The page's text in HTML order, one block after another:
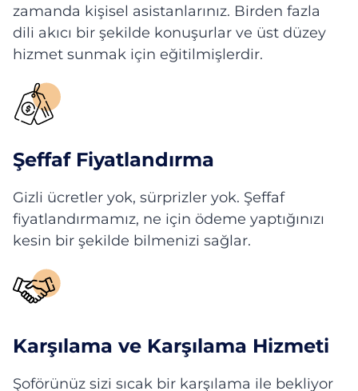
zamanda kişisel asistanlarınız. Birden fazla
dili akıcı bir şekilde konuşurlar ve üst düzey
hizmet sunmak için eğitilmişlerdir.
Şeffaf Fiyatlandırma
Gizli ücretler yok, sürprizler yok. Şeffaf
fiyatlandırmamız, ne için ödeme yaptığınızı
kesin bir şekilde bilmenizi sağlar.
Karşılama ve Karşılama Hizmeti
Şoförünüz sizi sıcak bir karşılama ile bekliyor